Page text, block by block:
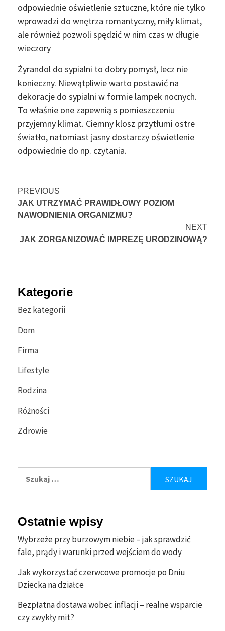
odpowiednie oświetlenie sztuczne, które nie tylko
wprowadzi do wnętrza romantyczny, miły klimat,
ale również pozwoli spędzić w nim czas w długie
wieczory
Żyrandol do sypialni to dobry pomysł, lecz nie
konieczny. Niewątpliwie warto postawić na
dekoracje do sypialni w formie lampek nocnych.
To właśnie one zapewnią s pomieszczeniu
przyjemny klimat. Ciemny klosz przytłumi ostre
światło, natomiast jasny dostarczy oświetlenie
odpowiednie do np. czytania.
Continue
Reading
PREVIOUS
JAK UTRZYMAĆ PRAWIDŁOWY POZIOM
NAWODNIENIA ORGANIZMU?
NEXT
JAK ZORGANIZOWAĆ IMPREZĘ URODZINOWĄ?
Kategorie
Bez kategorii
Dom
Firma
Lifestyle
Rodzina
Różności
Zdrowie
Ostatnie wpisy
Wybrzeże przy burzowym niebie – jak sprawdzić
fale, prądy i warunki przed wejściem do wody
Jak wykorzystać czerwcowe promocje po Dniu
Dziecka na działce
Bezpłatna dostawa wobec inflacji – realne wsparcie
czy zwykły mit?